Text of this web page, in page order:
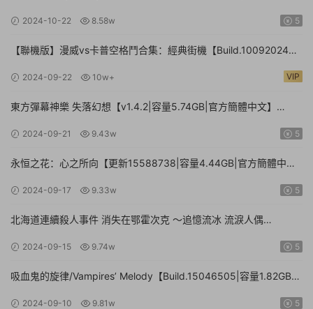
2024-10-22 8.58w 5
【聯機版】漫威vs卡普空格鬥合集：經典街機【Build.10092024聯
Collection: Arcade Classics
2024-09-22 10w+ VIP
東方彈幕神樂 失落幻想【v1.4.2|容量5.74GB|官方簡體中文】
2024-09-21 9.43w 5
永恒之花：心之所向【更新15588738|容量4.44GB|官方簡體中
2024-09-17 9.33w 5
北海道連續殺人事件 消失在鄂霍次克 ～追憶流冰 流淚人偶
Serial Murder Case The Okhotsk Disappearance ~Memories in
Ice, Tearful Figurine~
2024-09-15 9.74w 5
吸血鬼的旋律/Vampires’ Melody【Build.15046505|容量1.82GB|
2024-09-10 9.81w 5